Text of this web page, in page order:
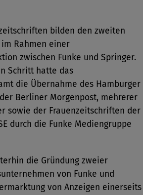
bilden den zweiten
Rahmen einer
zwischen Funke und Springer.
Schritt hatte das
die Übernahme des Hamburger
Berliner Morgenpost, mehrerer
sowie der Frauenzeitschriften der
durch die Funke Mediengruppe
die Gründung zweier
von Funke und
von Anzeigen einerseits